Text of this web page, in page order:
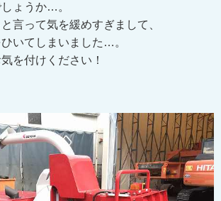
ょうか…。
言って気を緩めすぎまして、
いてしまいました…。
を付けください！